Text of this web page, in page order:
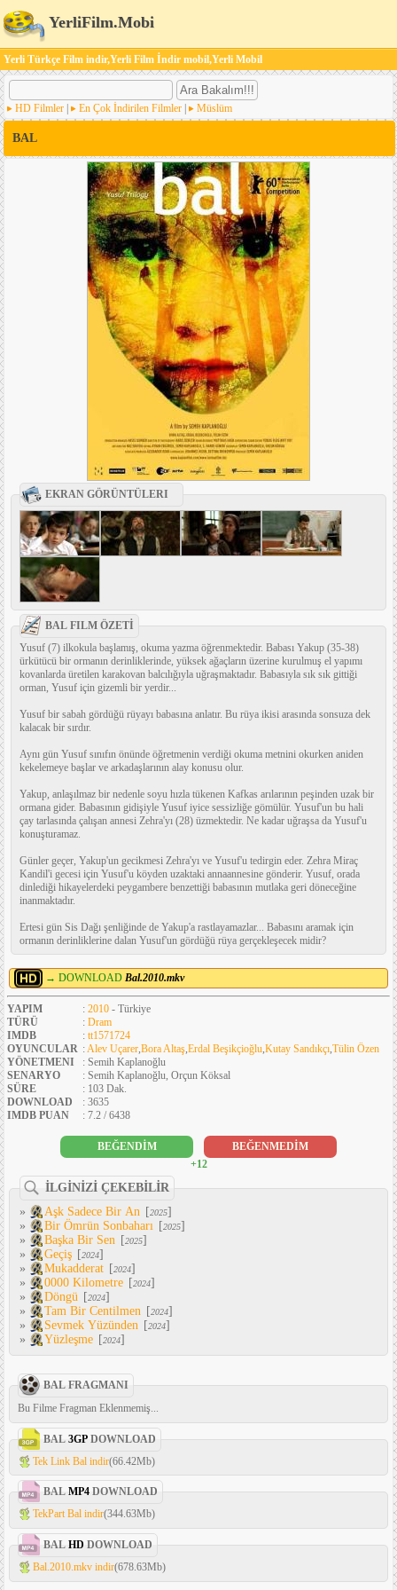
YerliFilm.Mobi
Yerli Türkçe Film indir,Yerli Film İndir mobil,Yerli Mobil
HD Filmler En Çok İndirilen Filmler Müslüm
BAL
EKRAN GÖRÜNTÜLERI
BAL FILM ÖZETİ
Yusuf (7) ilkokula başlamış, okuma yazma öğrenmektedir. Babası Yakup (35-38)
ürkütücü bir ormanın derinliklerinde, yüksek ağaçların üzerine kurulmuş el yapımı
kovanlarda üretilen karakovan balcılığıyla uğraşmaktadır. Babasıyla sık sık gittiği
orman, Yusuf için gizemli bir yerdir...
Yusuf bir sabah gördüğü rüyayı babasına anlatır. Bu rüya ikisi arasında sonsuza dek
kalacak bir sırdır.
Aynı gün Yusuf sınıfın önünde öğretmenin verdiği okuma metnini okurken aniden
kekelemeye başlar ve arkadaşlarının alay konusu olur.
Yakup, anlaşılmaz bir nedenle soyu hızla tükenen Kafkas arılarının peşinden uzak bir
ormana gider. Babasının gidişiyle Yusuf iyice sessizliğe gömülür. Yusuf'un bu hali
çay tarlasında çalışan annesi Zehra'yı (28) üzmektedir. Ne kadar uğraşsa da Yusuf'u
konuşturamaz.
Günler geçer, Yakup'un gecikmesi Zehra'yı ve Yusuf'u tedirgin eder. Zehra Miraç
Kandil'i gecesi için Yusuf'u köyden uzaktaki annaannesine gönderir. Yusuf, orada
dinlediği hikayelerdeki peygambere benzettiği babasının mutlaka geri döneceğine
inanmaktadır.
Ertesi gün Sis Dağı şenliğinde de Yakup'a rastlayamazlar... Babasını aramak için
ormanın derinliklerine dalan Yusuf'un gördüğü rüya gerçekleşecek midir?
→ DOWNLOAD Bal.2010.mkv
YAPIM : 2010 - Türkiye
TÜRÜ
: Dram
IMDB
: tt1571724
OYUNCULAR :Alev Uçarer,Bora Altaş,Erdal Beşikçioğlu,Kutay Sandıkçı,Tülin Özen
YÖNETMENI
: Semih Kaplanoğlu
SENARYO
: Semih Kaplanoğlu, Orçun Köksal
SÜRE
: 103 Dak.
DOWNLOAD
: 3635
IMDB PUAN
: 7.2 / 6438
BEĞENDİM
BEĞENMEDİM
+12
İLGİNİZİ ÇEKEBİLİR
»
Aşk Sadece Bir An [2025]
»
Bir Ömrün Sonbaharı [2025]
»
Başka Bir Sen [2025]
»
Geçiş [2024]
»
Mukadderat [2024]
»
0000 Kilometre [2024]
»
Döngü [2024]
»
Tam Bir Centilmen [2024]
»
Sevmek Yüzünden [2024]
»
Yüzleşme [2024]
BAL FRAGMANI
Bu Filme Fragman Eklenmemiş...
BAL 3GP DOWNLOAD
Tek Link Bal indir(66.42Mb)
BAL MP4 DOWNLOAD
TekPart Bal indir(344.63Mb)
BAL HD DOWNLOAD
Bal.2010.mkv indir(678.63Mb)